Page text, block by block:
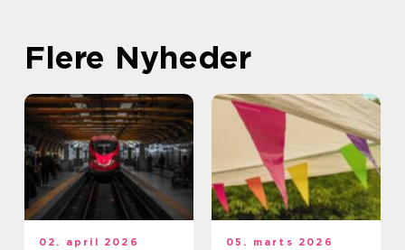
Flere Nyheder
02. april 2026 05. marts 2026